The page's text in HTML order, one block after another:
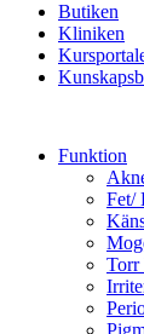
Butiken
Kliniken
Funktion
Fet/
Torr